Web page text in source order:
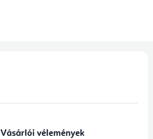
Vásárlói vélemények